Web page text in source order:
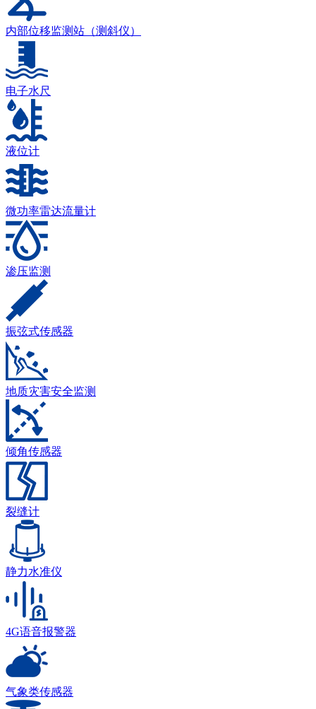
内部位移监测站（测斜仪）
电子水尺
液位计
微功率雷达流量计
渗压监测
振弦式传感器
地质灾害安全监测
倾角传感器
裂缝计
静力水准仪
4G语音报警器
气象类传感器